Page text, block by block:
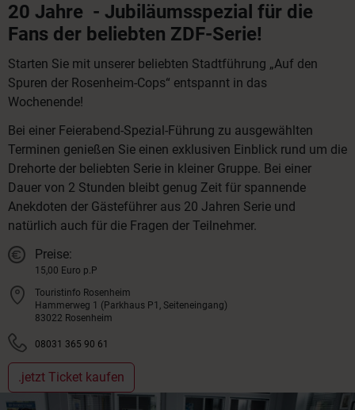
20 Jahre - Jubiläumsspezial für die
Fans der beliebten ZDF-Serie!
Starten Sie mit unserer beliebten Stadtführung „Auf den
Spuren der Rosenheim-Cops“ entspannt in das
Wochenende!
Bei einer Feierabend-Spezial-Führung zu ausgewählten
Terminen genießen Sie einen exklusiven Einblick rund um die
Drehorte der beliebten Serie in kleiner Gruppe. Bei einer
Dauer von 2 Stunden bleibt genug Zeit für spannende
Anekdoten der Gästeführer aus 20 Jahren Serie und
natürlich auch für die Fragen der Teilnehmer.
Preise:
15,00 Euro p.P
Touristinfo Rosenheim
Hammerweg 1 (Parkhaus P1, Seiteneingang)
83022 Rosenheim
08031 365 90 61
.jetzt Ticket kaufen